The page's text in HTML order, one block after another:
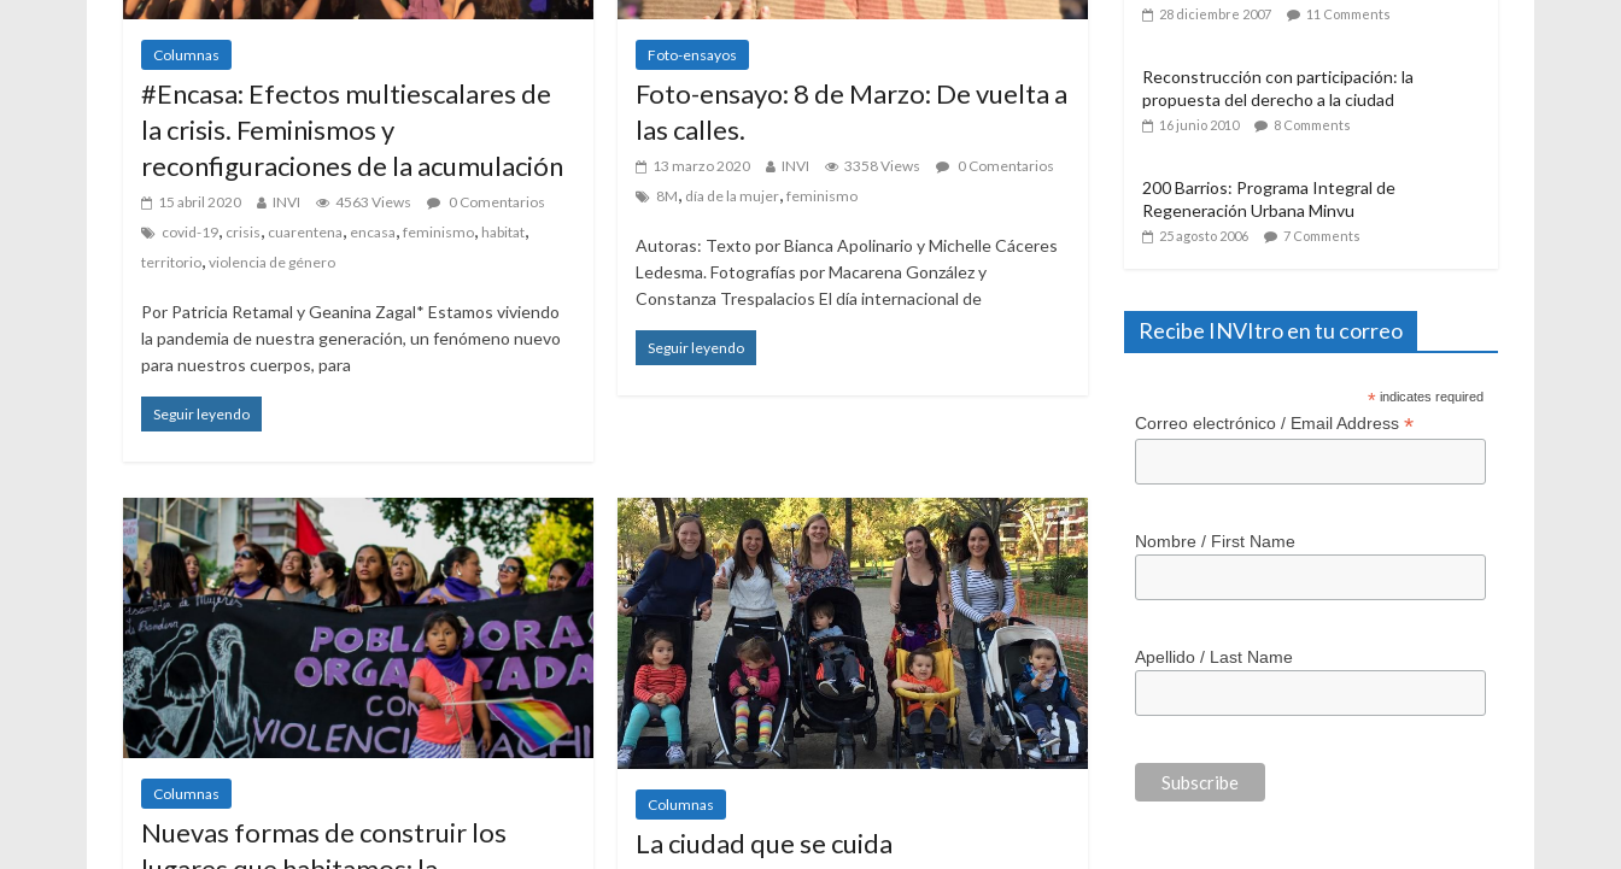
Columnas
#Encasa: Efectos multiescalares de
la crisis. Feminismos y
reconfiguraciones de la acumulación
15 abril 2020 INVI 4563 Views
0 Comentarios
covid-19 crisis cuarentena encasa feminismo habitat
territorio violencia de género
Por Patricia Retamal y Geanina Zagal* Estamos viviendo
la pandemia de nuestra generación, un fenómeno nuevo
para nuestros cuerpos, para
Seguir leyendo
Foto-ensayos
Foto-ensayo: 8 de Marzo: De vuelta a
las calles.
13 marzo 2020 INVI 3358 Views
0 Comentarios
8M día de la mujer ,feminismo
Autoras: Texto por Bianca Apolinario y Michelle Cáceres
Ledesma. Fotografías por Macarena González y
Constanza Trespalacios El día internacional de
Seguir leyendo
Columnas
Nuevas formas de construir los
Columnas
La ciudad que se cuida
28 diciembre 2007 11 Comments
Reconstrucción con participación: la
propuesta del derecho a la ciudad
16 junio 2010 8 Comments
200 Barrios: Programa Integral de
Regeneración Urbana Minvu
25 agosto 2006 7 Comments
Recibe INVItro en tu correo
*indicates required
Correo electrónico / Email Address*
Nombre / First Name
Apellido / Last Name